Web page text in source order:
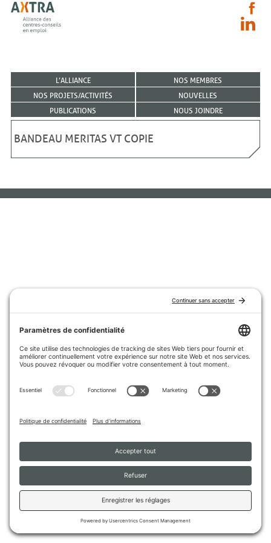
L’ALLIANCE
NOS MEMBRES
NOS PROJETS/ACTIVITÉS
NOUVELLES
PUBLICATIONS
NOUS JOINDRE
BANDEAU MERITAS VT COPIE